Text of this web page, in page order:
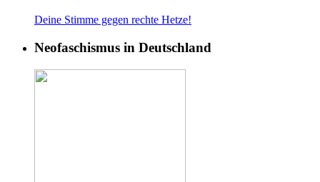
Deine Stimme gegen rechte Hetze!
Neofaschismus in Deutschland